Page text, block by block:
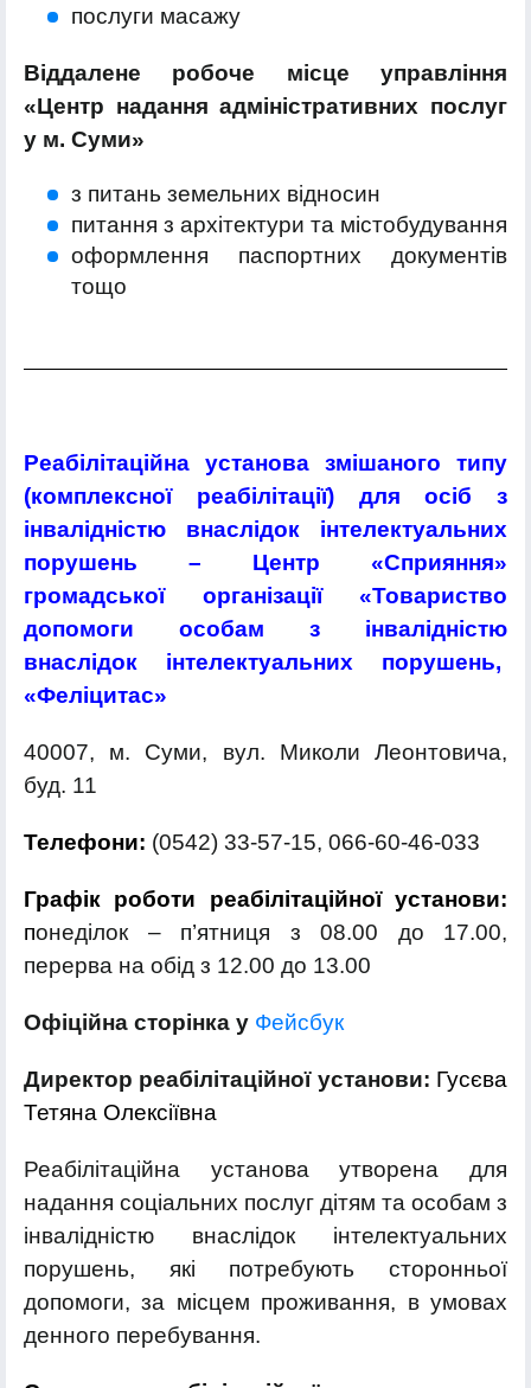
послуги масажу
Віддалене робоче місце управління
«Центр надання адміністративних послуг
у м. Суми»
з питань земельних відносин
питання з архітектури та містобудування
оформлення паспортних документів
тощо
Реабілітаційна установа змішаного типу
(комплексноїреабілітації) для осіб з
інвалідністю внаслідок інтелектуальних
порушень – Центр «Сприяння»
громадськоїорганізації«Товариство
допомоги особам з інвалідністю
внаслідок інтелектуальних порушень,
«Феліцитас»
40007, м. Суми, вул. Миколи Леонтовича,
буд. 11
Телефони: (0542) 33-57-15, 066-60-46-033
Графік роботи реабілітаційної установи:
понеділок – п’ятниця з 08.00 до 17.00,
перерва на обід з 12.00 до 13.00
Офіційна сторінка у Фейсбук
Директор реабілітаційної установи: Гусєва
Тетяна Олексіївна
Реабілітаційна установа утворена для
надання соціальних послуг дітям та особам з
інвалідністю внаслідок інтелектуальних
порушень, які потребують сторонньої
допомоги, за місцем проживання, в умовах
денного перебування.